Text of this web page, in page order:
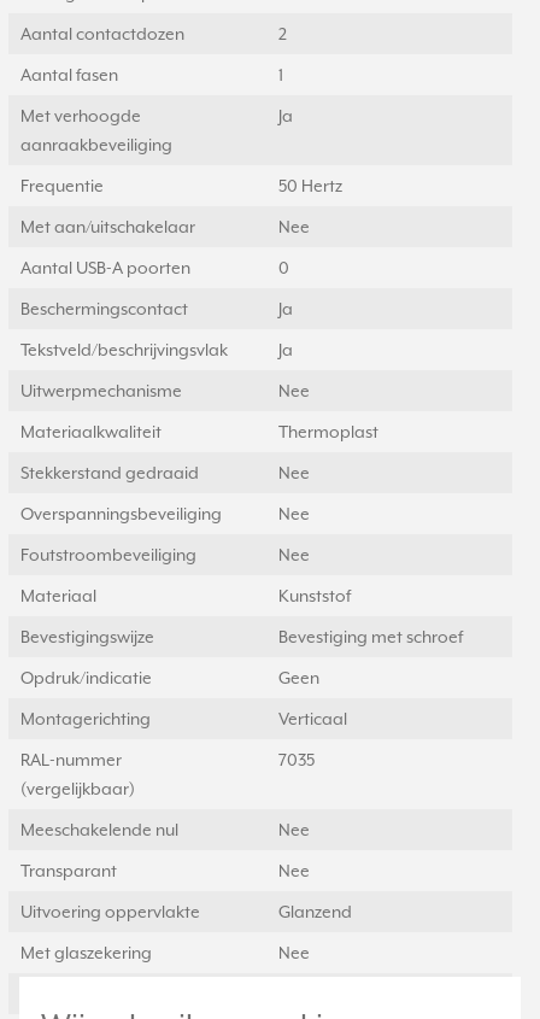
Aantal contactdozen 2
Aantal fasen 1
Met verhoogde
aanraakbeveiliging
Ja
Frequentie 50 Hertz
Met aan/uitschakelaar Nee
Aantal USB-A poorten 0
Beschermingscontact Ja
Tekstveld/beschrijvingsvlak Ja
Uitwerpmechanisme Nee
Materiaalkwaliteit Thermoplast
Stekkerstand gedraaid Nee
Overspanningsbeveiliging Nee
Foutstroombeveiliging Nee
Materiaal Kunststof
Bevestigingswijze Bevestiging met schroef
Opdruk/indicatie Geen
Montagerichting Verticaal
RAL-nummer
(vergelijkbaar)
7035
Meeschakelende nul Nee
Transparant Nee
Uitvoering oppervlakte Glanzend
Met glaszekering Nee